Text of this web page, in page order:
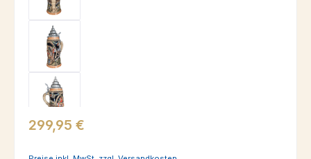
Regulärer Preis:
299,95 €